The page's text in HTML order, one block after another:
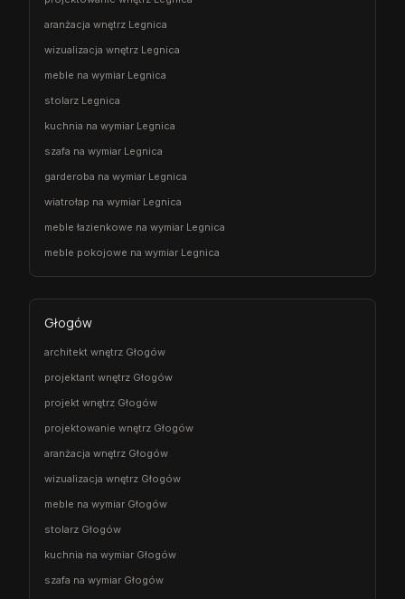
aranżacja wnętrz Legnica
wizualizacja wnętrz Legnica
meble na wymiar Legnica
stolarz Legnica
kuchnia na wymiar Legnica
szafa na wymiar Legnica
garderoba na wymiar Legnica
wiatrołap na wymiar Legnica
meble łazienkowe na wymiar Legnica
meble pokojowe na wymiar Legnica
Głogów
architekt wnętrz Głogów
projektant wnętrz Głogów
projekt wnętrz Głogów
projektowanie wnętrz Głogów
aranżacja wnętrz Głogów
wizualizacja wnętrz Głogów
meble na wymiar Głogów
stolarz Głogów
kuchnia na wymiar Głogów
szafa na wymiar Głogów